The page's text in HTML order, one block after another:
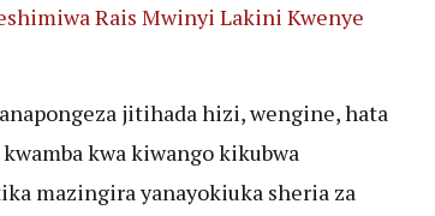
Rais Mwinyi Lakini Kwenye
jitihada hizi, wengine, hata
kwa kiwango kikubwa
mazingira yanayokiuka sheria za